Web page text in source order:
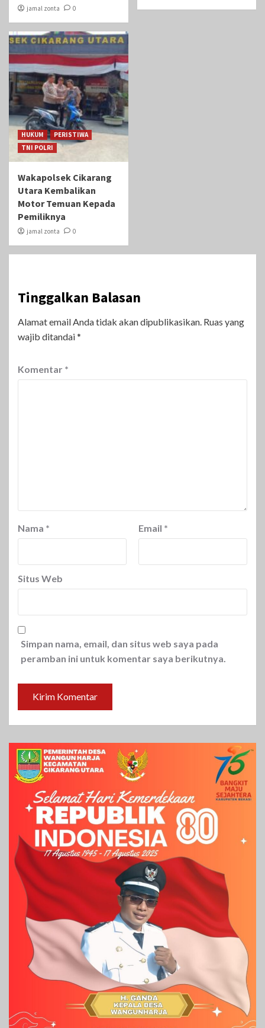
jamal zonta 0
HUKUM
PERISTIWA
TNI POLRI
Wakapolsek Cikarang
Utara Kembalikan
Motor Temuan Kepada
Pemiliknya
jamal zonta 0
Tinggalkan Balasan
Alamat email Anda tidak akan dipublikasikan. Ruas yang
wajib ditandai*
Komentar *
Nama * Email *
Situs Web
Simpan nama, email, dan situs web saya pada
peramban ini untuk komentar saya berikutnya.